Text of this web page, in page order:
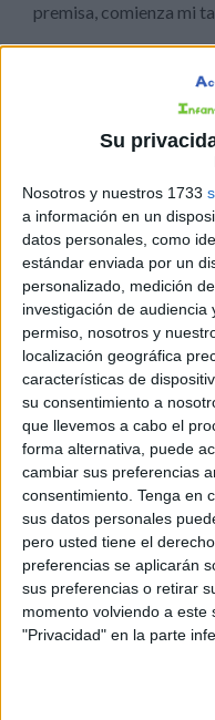
Su
Nosotros y nuestros 1733
a información en un
datos personales, como
estándar enviada por un
personalizado, medición
investigación de audiencia
permiso, nosotros y
localización geográfica
características de
su consentimiento a
que llevemos a cabo el
forma alternativa, puede
cambiar sus preferencias
consentimiento. Tenga en
sus datos personales
pero usted tiene el
preferencias se aplicarán
sus preferencias o retirar
momento volviendo a este
"Privacidad" en la parte
premisa, comienza mi